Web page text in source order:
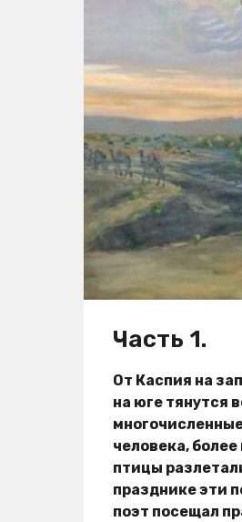
a
g
o
а
д
и
и
р
Часть 1.
От Каспия на
на юге тянутся
человека,
птицы
празднике эти
поэт посещал